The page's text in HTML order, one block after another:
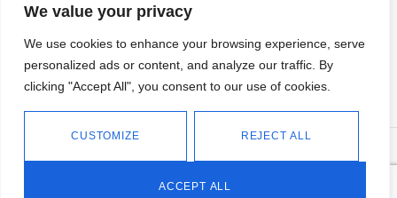
We value your privacy
We use cookies to enhance your browsing experience, serve
personalized ads or content, and analyze our traffic. By
clicking "Accept All", you consent to our use of cookies.
CUSTOMIZE REJECT ALL
ACCEPT ALL
CONOCE NUESTRAS NOVEDADES,
OFERTAS...
2026.